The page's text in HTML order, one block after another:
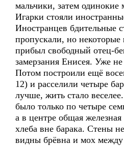
мальчики, затем
Игарки стояли
Иностранцев бдительные
пропускали, но
прибыл свободный отец-
замерзания Енисея. Уже
Потом построили ещё
12) и расселили четыре
лучше, жить стало
было только по четыре
а в центре общая
хлеба вне барака. Стены
видны брёвна и мох